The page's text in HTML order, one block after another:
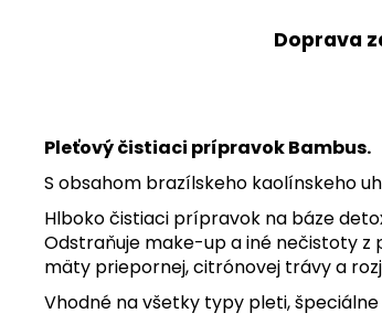
Doprava
Pleťový čistiaci prípravok Bambus.
S obsahom brazílskeho kaolínskeho
Hlboko čistiaci prípravok na báze
Odstraňuje make-up a iné nečistoty z
mäty priepornej, citrónovej trávy a
Vhodné na všetky typy pleti,